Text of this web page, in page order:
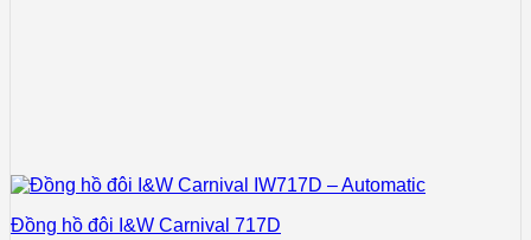
Đồng hồ đôi I&W Carnival 717D